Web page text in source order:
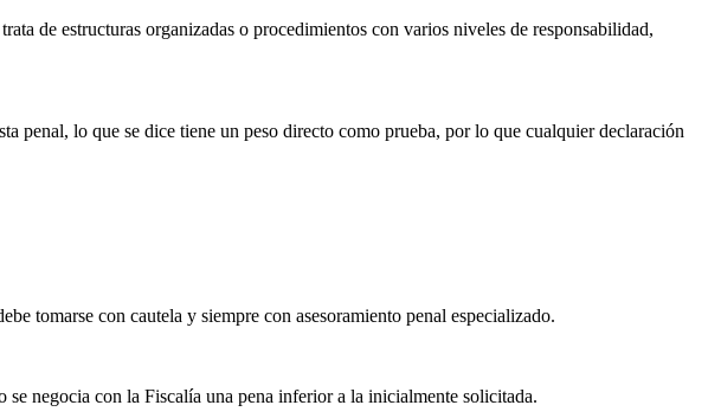
de estructuras organizadas o procedimientos con varios niveles de responsabilidad,
penal, lo que se dice tiene un peso directo como prueba, por lo que cualquier declaración
tomarse con cautela y siempre con asesoramiento penal especializado.
negocia con la Fiscalía una pena inferior a la inicialmente solicitada.